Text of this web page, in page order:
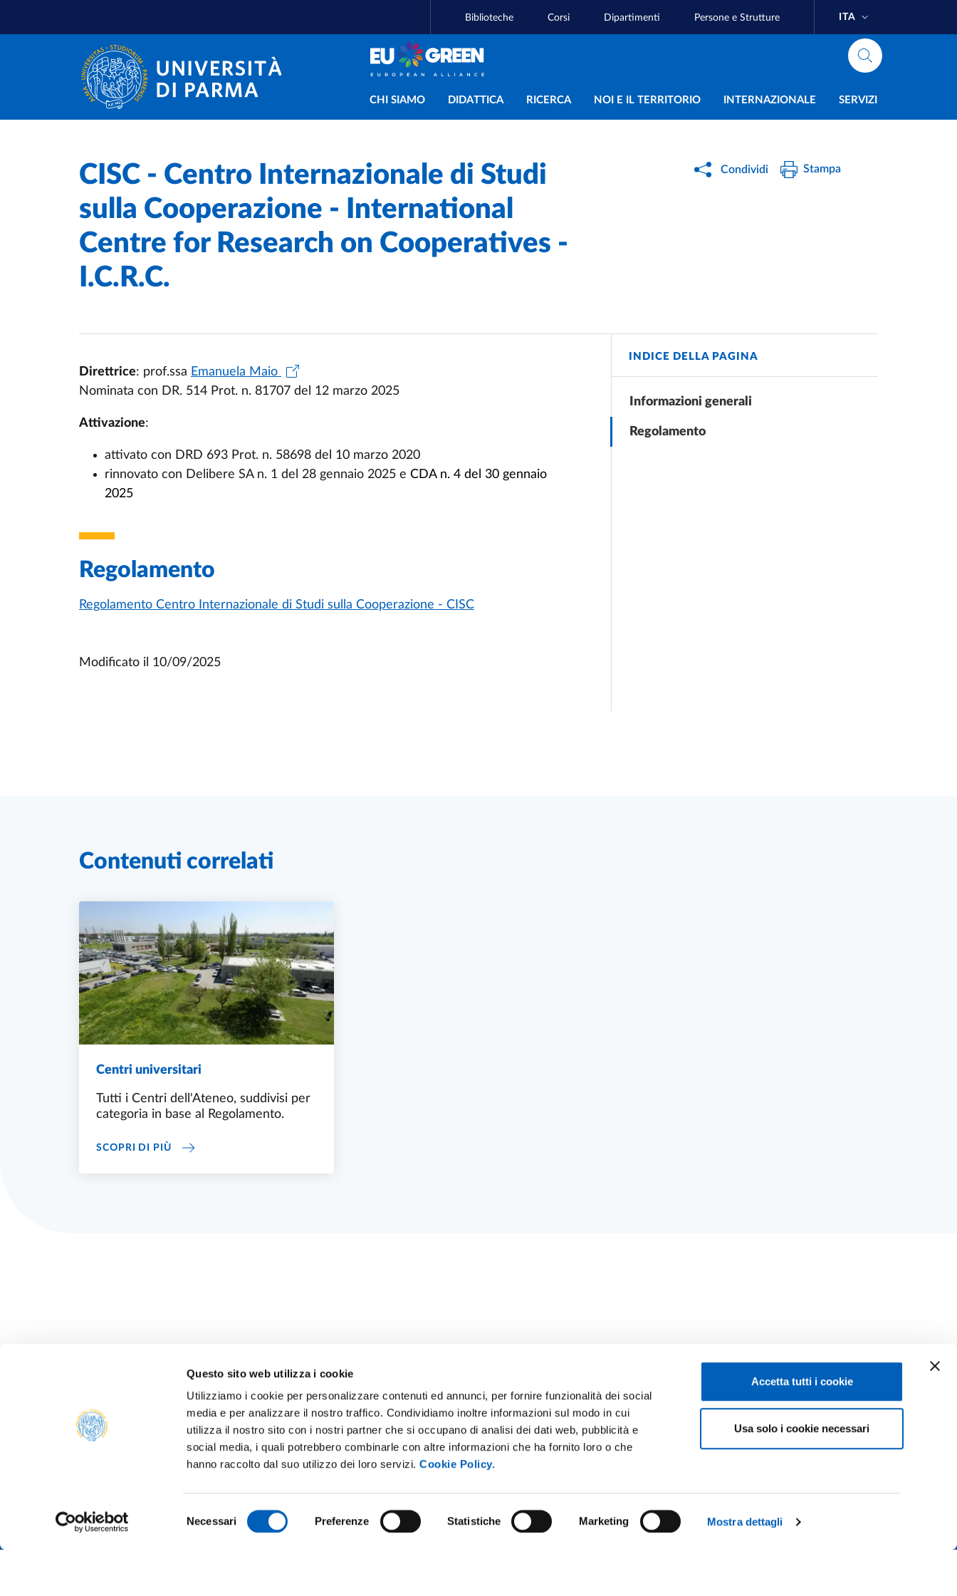
Questo sito web utilizza i cookie
Utilizziamo i cookie per personalizzare contenuti ed annunci, per fornire funzionalità dei social
media e per analizzare il nostro traffico. Condividiamo inoltre informazioni sul modo in cui
utilizza il nostro sito con i nostri partner che si occupano di analisi dei dati web, pubblicità e
social media, i quali potrebbero combinarle con altre informazioni che ha fornito loro o che
hanno raccolto dal suo utilizzo dei loro servizi.Cookie Policy.
del
Necessari Preferenze Statistiche Marketing Mostra dettagli
Accetta tutti i cookie
Usa solo i cookie necessari
Biblioteche Corsi Dipartimenti Persone e Strutture ITA
Navigazione principale
CHI SIAMO DIDATTICA RICERCA NOI E IL TERRITORIO INTERNAZIONALE SERVIZI
CONTATTACI
Home /
Centri universitari /
CISC - Centro Internazionale di Studi
sulla Cooperazione - International
Centre for Research on Cooperatives -
I.C.R.C.
Condividi Stampa
INDICE DELLA PAGINA
Informazioni generali
Regolamento
Direttrice: prof.ssa Emanuela Maio
Nominata con DR. 514 Prot. n. 81707 del 12 marzo 2025
Attivazione:
attivato con DRD 693 Prot. n. 58698 del 10 marzo 2020
rinnovato con Delibere SA n. 1 del 28 gennaio 2025 e CDA n. 4 del 30 gennaio
2025
Regolamento
Regolamento Centro Internazionale di Studi sulla Cooperazione - CISC
Modificato il 10/09/2025
Contenuti correlati
Centri universitari
Tutti i Centri dell'Ateneo, suddivisi per
categoria in base al Regolamento.
SCOPRI DI PIÙCENTRI UNIVERSITARI
Tel.+39 0521 902111
PEC:protocollo@pec.unipr.it
ALUMNI E AMICI DELL’UNIVERSITÀ DI
PARMA
ATENEO SOSTENIBILE
BANDI E CONCORSI
PERSONALE
PROTEZIONE DEI DATI - PRIVACY
SOSTIENI L'ATENEO
UFFICIO STAMPA
Facebook Linkedin